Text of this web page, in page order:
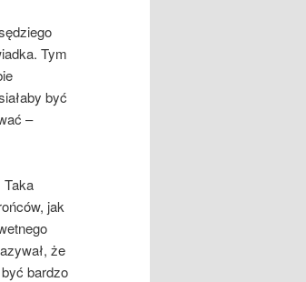
Tym
być
–
Taka
jak
że
bardzo